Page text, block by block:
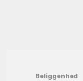
Beliggenhed